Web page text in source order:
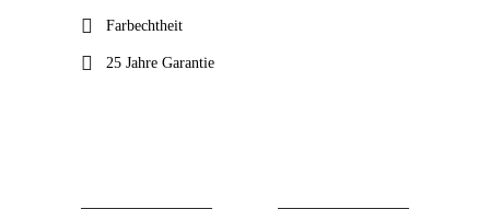
Farbechtheit
25 Jahre Garantie